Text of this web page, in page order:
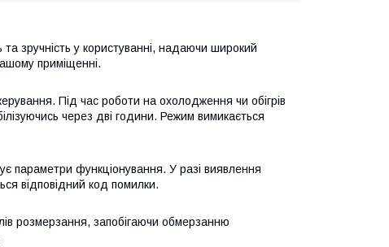
зручність у користуванні, надаючи широкий
приміщенні.
Під час роботи на охолодження чи обігрів
через дві години. Режим вимикається
параметри функціонування. У разі виявлення
відповідний код помилки.
розмерзання, запобігаючи обмерзанню